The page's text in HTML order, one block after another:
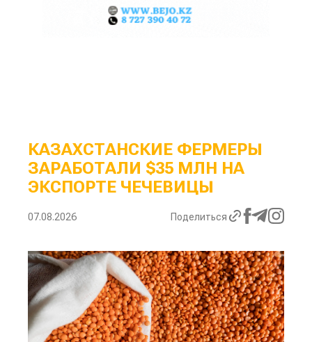
КАЗАХСТАНСКИЕ ФЕРМЕРЫ
ЗАРАБОТАЛИ $35 МЛН НА
ЭКСПОРТЕ ЧЕЧЕВИЦЫ
07.08.2026 Поделиться